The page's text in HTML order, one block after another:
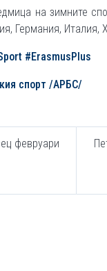
на зимните
Германия,
#ErasmusPlus
спорт /АРБС/
февруари